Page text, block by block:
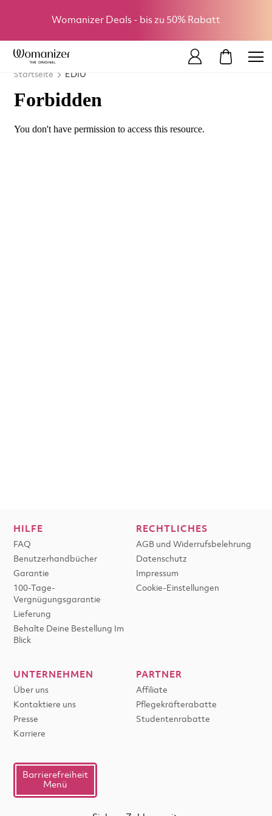
Womanizer Deals - bis zu 50% Rabatt
Startseite EDIU
HILFE
FAQ
Benutzerhandbücher
Garantie
100-Tage-
Vergnügungsgarantie
Lieferung
Behalte Deine Bestellung Im
Blick
RECHTLICHES
AGB und Widerrufsbelehrung
Datenschutz
Impressum
Cookie-Einstellungen
UNTERNEHMEN
Über uns
Kontaktiere uns
Presse
Karriere
PARTNER
Affiliate
Pflegekräfterabatte
Studentenrabatte
Barrierefreiheit
Menü